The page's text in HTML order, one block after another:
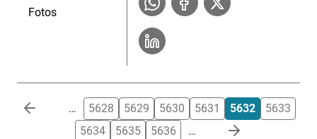
Fotos
Paginación … 5628 5629 5630 5631 5632
5633
5634
5635 5636 …